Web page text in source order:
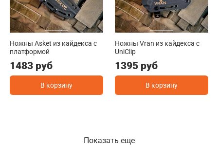
Ножны Asket из кайдекса c
платформой
1483 руб
В корзину
Ножны Vran из кайдекса c
UniClip
1395 руб
В корзину
Показать еще